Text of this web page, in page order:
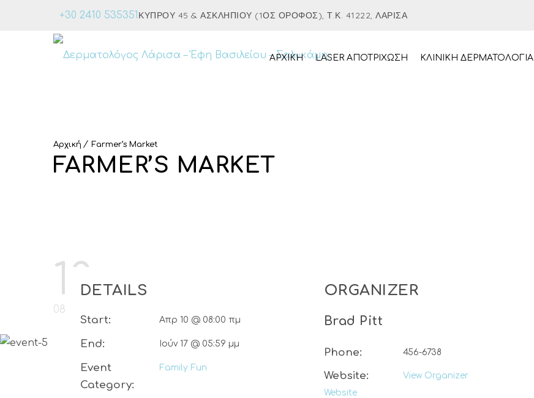
+30 2410 535351 ΚΎΠΡΟΥ 45 & ΑΣΚΛΗΠΙΟΎ (1ΟΣ ΌΡΟΦΟΣ), Τ.Κ. 41222, ΛΆΡΙΣΑ
ΑΡΧΙΚΉ LASER ΑΠΟΤΡΙΧΩΣΗ ΚΛΙΝΙΚΗ ΔΕΡΜΑΤΟΛΟΓΙΑ
Αρχική Farmer’s Market
FARMER’S MARKET
10 Απρίλιος
08:00 πμ - 05:59 μμ
FARMER’S MARKET
DETAILS
Start: Απρ 10 @ 08:00 πμ
End: Ιούν 17 @ 05:59 μμ
Event
Category:
Family Fun
ORGANIZER
Brad Pitt
Phone: 456-6738
Website:
View Organizer
Website